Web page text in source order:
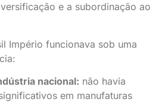
e a subordinação ao
Império funcionava sob uma
nacional: não havia
em manufaturas